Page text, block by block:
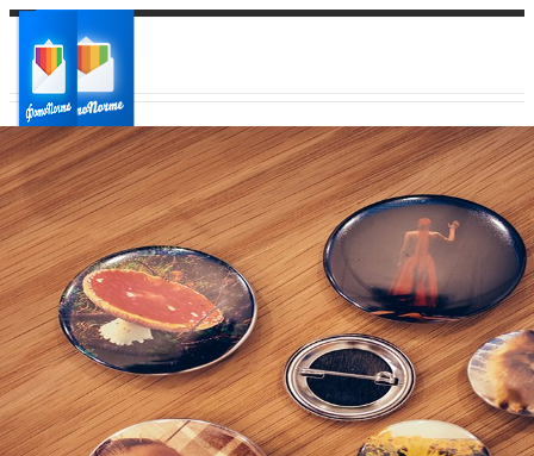
Ваш город:
Ваш регион доставки
Выберите из списка: